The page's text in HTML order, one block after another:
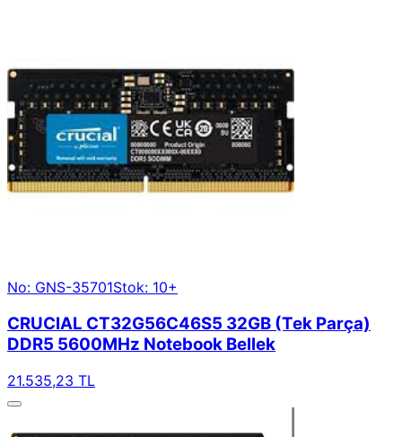
No: GNS-35701Stok: 10+
CRUCIAL CT32G56C46S5 32GB (Tek Parça)
DDR5 5600MHz Notebook Bellek
21.535,23 TL